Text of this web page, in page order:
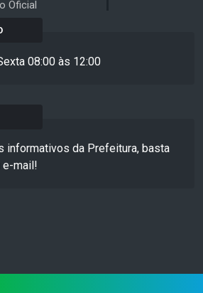
Oficial
08:00 às 12:00
informativos da Prefeitura, basta
e-mail!